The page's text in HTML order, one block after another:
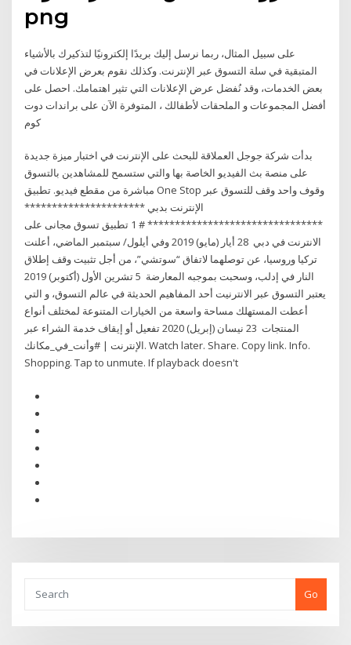
png
على سبيل المثال، ربما نرسل إليك بريدًا إلكترونيًا لتذكيرك بالأشياء
المتبقية في سلة التسوق عبر الإنترنت. وكذلك نقوم بعرض الإعلانات في
بعض الخدمات، وقد نُفضل عرض الإعلانات التي تثير اهتمامك. احصل على
أفضل المجموعات و الملحقات لأطفالك ، المتوفرة الآن على براندات دوت
كوم
بدأت شركة جوجل العملاقة للبحث على الإنترنت في اختبار ميزة جديدة
على منصة بث الفيديو الخاصة بها والتي ستسمح للمشاهدين بالتسوق
مباشرة من مقطع فيديو. تطبيق One Stop وقوف واحد وقف للتسوق عبر
الإنترنت بدبي **********************
******************************** # 1 تطبيق تسوق مجانى على
الانترنت في دبي 28 أيار (مايو) 2019 وفي أيلول/ سبتمبر الماضي، أعلنت
تركيا وروسيا، عن توصلهما لاتفاق “سوتشي”، من أجل تثبيت وقف إطلاق
النار في إدلب، وسحبت بموجبه المعارضة 5 تشرين الأول (أكتوبر) 2019
يعتبر التسوق عبر الانترنيت أحد المفاهيم الحديثة في عالم التسوق، و التي
أعطت المستهلك مساحة واسعة من الخيارات المتنوعة لمختلف أنواع
المنتجات 23 نيسان (إبريل) 2020 تفعيل أو إيقاف خدمة الشراء عبر
الإنترنت | #وأنت_في_مكانك. Watch later. Share. Copy link. Info.
Shopping. Tap to unmute. If playback doesn't
Go